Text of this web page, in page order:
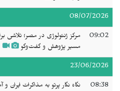
08/07/2026
09:02
مرکز ژنئولوژی در مصر؛ تلاشی
مسیر پژوهش و گفت‌وگو
23/06/2026
08:38
نگاه نگار پرتو به مذاکرات ایران